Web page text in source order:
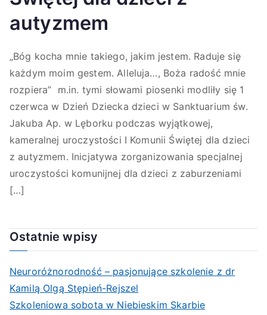
autyzmem
„Bóg kocha mnie takiego, jakim jestem. Raduje się
każdym moim gestem. Alleluja…, Boża radość mnie
rozpiera” m.in. tymi słowami piosenki modliły się 1
czerwca w Dzień Dziecka dzieci w Sanktuarium św.
Jakuba Ap. w Lęborku podczas wyjątkowej,
kameralnej uroczystości I Komunii Świętej dla dzieci
z autyzmem. Inicjatywa zorganizowania specjalnej
uroczystości komunijnej dla dzieci z zaburzeniami
[…]
Ostatnie wpisy
Neuroróżnorodność – pasjonujące szkolenie z dr
Kamilą Olgą Stępień-Rejszel
Szkoleniowa sobota w Niebieskim Skarbie